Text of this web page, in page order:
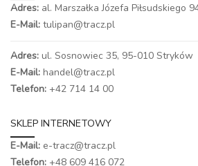
Adres: al. Marszałka Józefa Piłsudskiego
E-Mail: tulipan@tracz.pl
Adres: ul. Sosnowiec 35, 95-010 Stryków
E-Mail: handel@tracz.pl
Telefon: +42 714 14 00
SKLEP INTERNETOWY
E-Mail: e-tracz@tracz.pl
Telefon: +48 609 416 072